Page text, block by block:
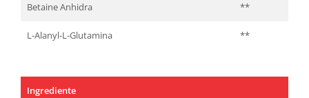
Betaine Anhidra **
L-Alanyl-L-Glutamina **
Ingrediente